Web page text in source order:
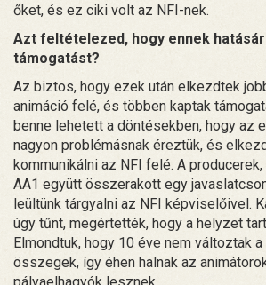
őket, és ez ciki volt az NFI-nek.
Azt feltételezed, hogy ennek
támogatást?
Az biztos, hogy ezek után elkezdtek
animáció felé, és többen kaptak
benne lehetett a döntésekben, hogy az
nagyon problémásnak éreztük, és
kommunikálni az NFI felé. A
AA1 együtt összerakott egy
leültünk tárgyalni az NFI képviselőivel.
úgy tűnt, megértették, hogy a helyzet
Elmondtuk, hogy 10 éve nem változtak
összegek, így éhen halnak az